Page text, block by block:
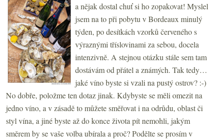
a nějak dostal chuť si ho zopakovat! Myslel
jsem na to při pobytu v Bordeaux minulý
týden, po desítkách vzorků červeného s
výraznými tříslovinami za sebou, docela
intenzivně. A stejnou otázku stále sem tam
dostávám od přátel a známých. Tak tedy…
jaké víno byste si vzali na pustý ostrov? :-)
No dobře, položme ten dotaz jinak. Kdybyste se měli omezit na
jedno víno, a v zásadě to můžete směřovat i na odrůdu, oblast či
styl vína, a jiné byste až do konce života pít nemohli, jakým
směrem by se vaše volba ubírala a proč? Podělte se prosím v